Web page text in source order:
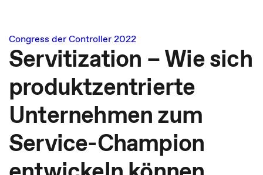
Congress der Controller 2022
Servitization – Wie sich
produktzentrierte
Unternehmen zum
Service-Champion